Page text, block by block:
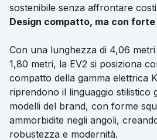
sostenibile senza affrontare
Design compatto, ma con
Con una lunghezza di 4,06
1,80 metri, la EV2 si posiziona
compatto della gamma elettrica
riprendono il linguaggio stilistico
modelli del brand, con forme
ammorbidite negli angoli,
robustezza e modernità.